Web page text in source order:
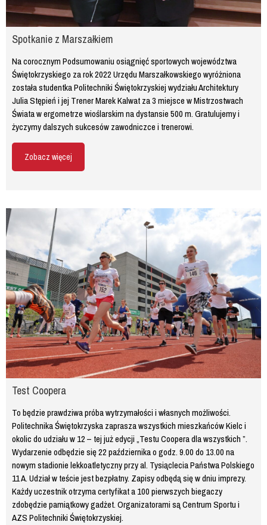
Spotkanie z Marszałkiem
Na corocznym Podsumowaniu osiągnięć sportowych województwa
Świętokrzyskiego za rok 2022 Urzędu Marszałkowskiego wyróżniona
została studentka Politechniki Świętokrzyskiej wydziału Architektury
Julia Stępień i jej Trener Marek Kalwat za 3 miejsce w Mistrzostwach
Świata w ergometrze wioślarskim na dystansie 500 m. Gratulujemy i
życzymy dalszych sukcesów zawodniczce i trenerowi.
Zobacz więcej
Test Coopera
To będzie prawdziwa próba wytrzymałości i własnych możliwości.
Politechnika Świętokrzyska zaprasza wszystkich mieszkańców Kielc i
okolic do udziału w 12 – tej już edycji „Testu Coopera dla wszystkich ”.
Wydarzenie odbędzie się 22 października o godz. 9.00 do 13.00 na
nowym stadionie lekkoatletyczny przy al. Tysiąclecia Państwa Polskiego
11 A. Udział w teście jest bezpłatny. Zapisy odbędą się w dniu imprezy.
Każdy uczestnik otrzyma certyfikat a 100 pierwszych biegaczy
zdobędzie pamiątkowy gadżet. Organizatorami są Centrum Sportu i
AZS Politechniki Świętokrzyskiej.